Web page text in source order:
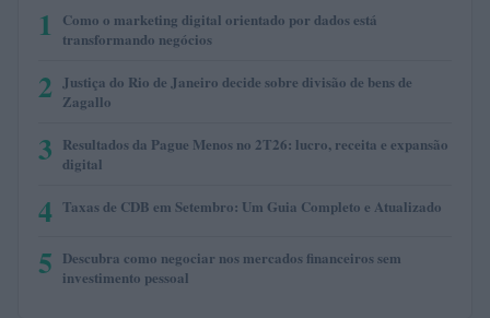
1
Como o marketing digital orientado por dados está
transformando negócios
2
Justiça do Rio de Janeiro decide sobre divisão de bens de
Zagallo
3 Resultados da Pague Menos no 2T26: lucro, receita e expansão
digital
4 Taxas de CDB em Setembro: Um Guia Completo e Atualizado
5 Descubra como negociar nos mercados financeiros sem
investimento pessoal